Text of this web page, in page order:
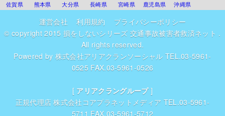
佐賀県
熊本県 大分県 長崎県 宮崎県 鹿児島県 沖縄県
運営会社 利用規約
プライバシーポリシー
© copyright 2015 損をしないシリーズ 交通事故被害者救済ネット .
All rights reserved.
Powered by 株式会社アリアクランソーシャル TEL.03-5961-
0525 FAX.03-5961-0526
[ アリアクラングループ]
正規代理店株式会社コアプラネットメディア TEL.03-5961-
5711 FAX.03-5961-5712